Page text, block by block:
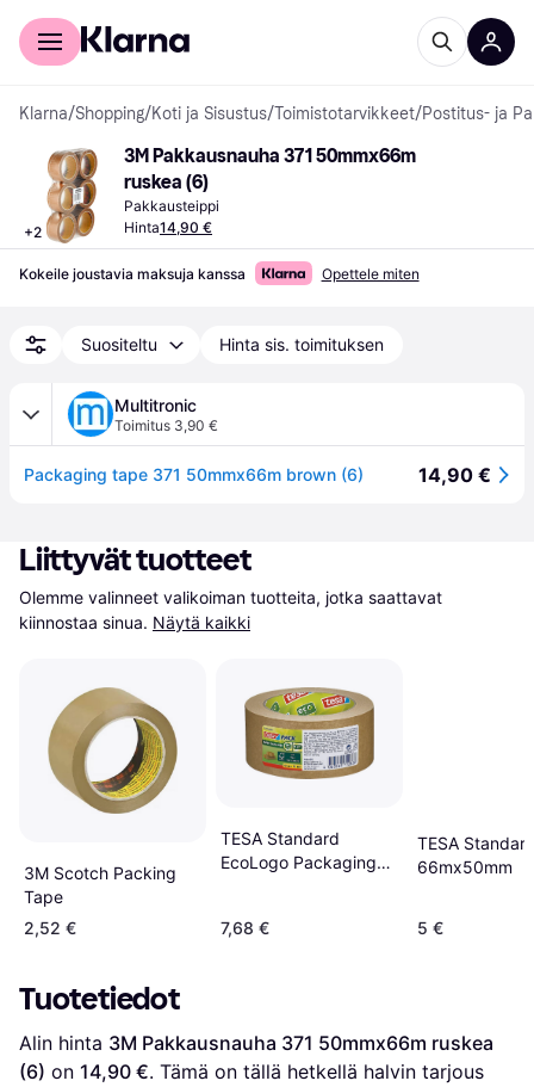
Kuluttajille
Klarna/Shopping/Koti ja Sisustus/Toimistotarvikkeet/Postitus- ja
+2
3M Pakkausnauha 371 50mmx66m
ruskea (6)
Pakkausteippi
Hinta14,90 €
Kokeile joustavia maksuja kanssa Opettele miten
Suositeltu Hinta sis. toimituksen
Multitronic
Toimitus 3,90 €
Packaging tape 371 50mmx66m brown (6) 14,90 €
Liittyvät tuotteet
Olemme valinneet valikoiman tuotteita, jotka saattavat
kiinnostaa sinua. Näytä kaikki
3M Scotch Packing
Tape
2,52 €
TESA Standard
EcoLogo Packaging
7,68 €
TESA
66mx50mm
5 €
Tuotetiedot
Alin hinta 3M Pakkausnauha 371 50mmx66m ruskea
(6) on 14,90 €. Tämä on tällä hetkellä halvin tarjous